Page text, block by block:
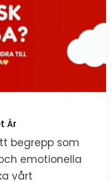
Är
begrepp som
emotionella
vårt